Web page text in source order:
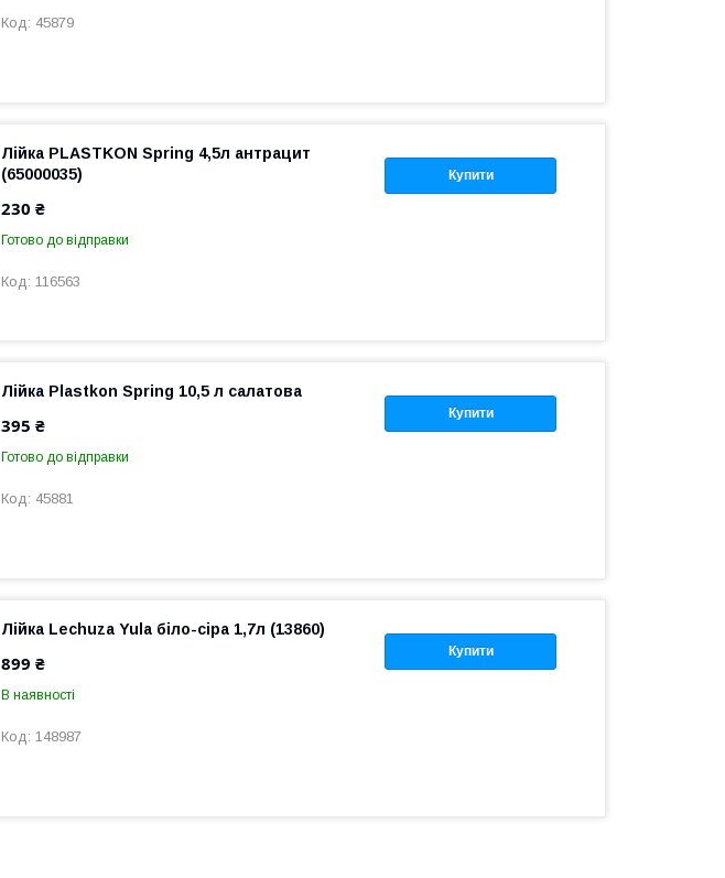
45879
Купити
Лійка PLASTKON Spring 4,5л антрацит
(65000035)
230 ₴
Готово до відправки
116563
Купити
Лійка Plastkon Spring 10,5 л салатова
395 ₴
Готово до відправки
45881
Купити
Лійка Lechuza Yula біло-сіра 1,7л (13860)
899 ₴
В наявності
148987